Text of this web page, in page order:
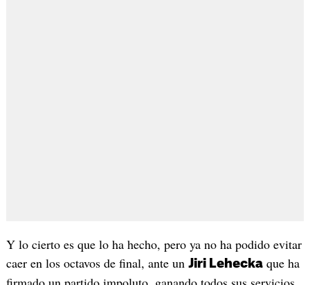
Y lo cierto es que lo ha hecho, pero ya no ha podido evitar
caer en los octavos de final, ante un Jiri Leheckaque ha